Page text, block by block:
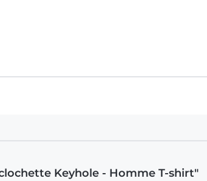
Keyhole - Homme T-shirt"